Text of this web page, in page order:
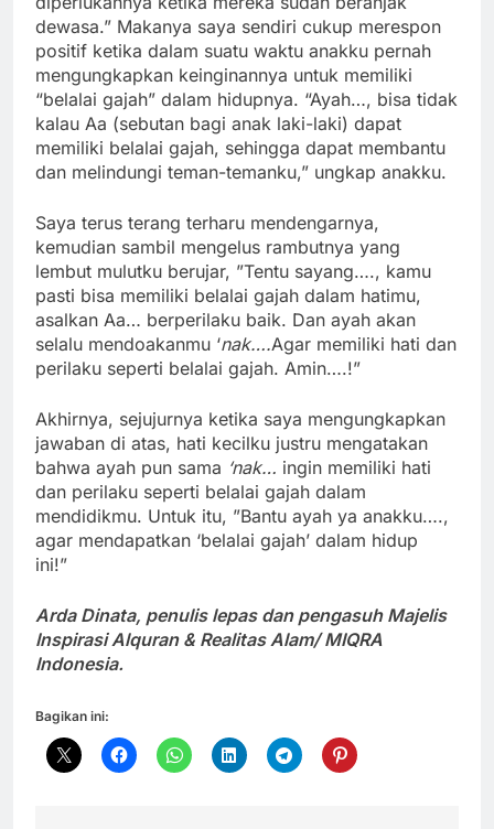
dewasa.” Makanya saya sendiri cukup merespon
positif ketika dalam suatu waktu anakku pernah
mengungkapkan keinginannya untuk memiliki
“belalai gajah” dalam hidupnya. “Ayah…, bisa tidak
kalau Aa (sebutan bagi anak laki-laki) dapat
memiliki belalai gajah, sehingga dapat membantu
dan melindungi teman-temanku,” ungkap anakku.
Saya terus terang terharu mendengarnya,
kemudian sambil mengelus rambutnya yang
lembut mulutku berujar, ”Tentu sayang…., kamu
pasti bisa memiliki belalai gajah dalam hatimu,
asalkan Aa… berperilaku baik. Dan ayah akan
selalu mendoakanmu ‘nak….Agar memiliki hati dan
perilaku seperti belalai gajah. Amin….!”
Akhirnya, sejujurnya ketika saya mengungkapkan
jawaban di atas, hati kecilku justru mengatakan
bahwa ayah pun sama ‘nak… ingin memiliki hati
dan perilaku seperti belalai gajah dalam
mendidikmu. Untuk itu, ”Bantu ayah ya anakku….,
agar mendapatkan ‘belalai gajah’ dalam hidup
ini!”
Arda Dinata, penulis lepas dan pengasuh Majelis
Inspirasi Alquran & Realitas Alam/ MIQRA
Indonesia.
Bagikan ini: